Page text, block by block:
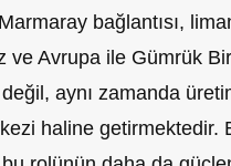
bağlantısı,
ve Avrupa ile Gümrük
aynı zamanda
haline getirmektedir.